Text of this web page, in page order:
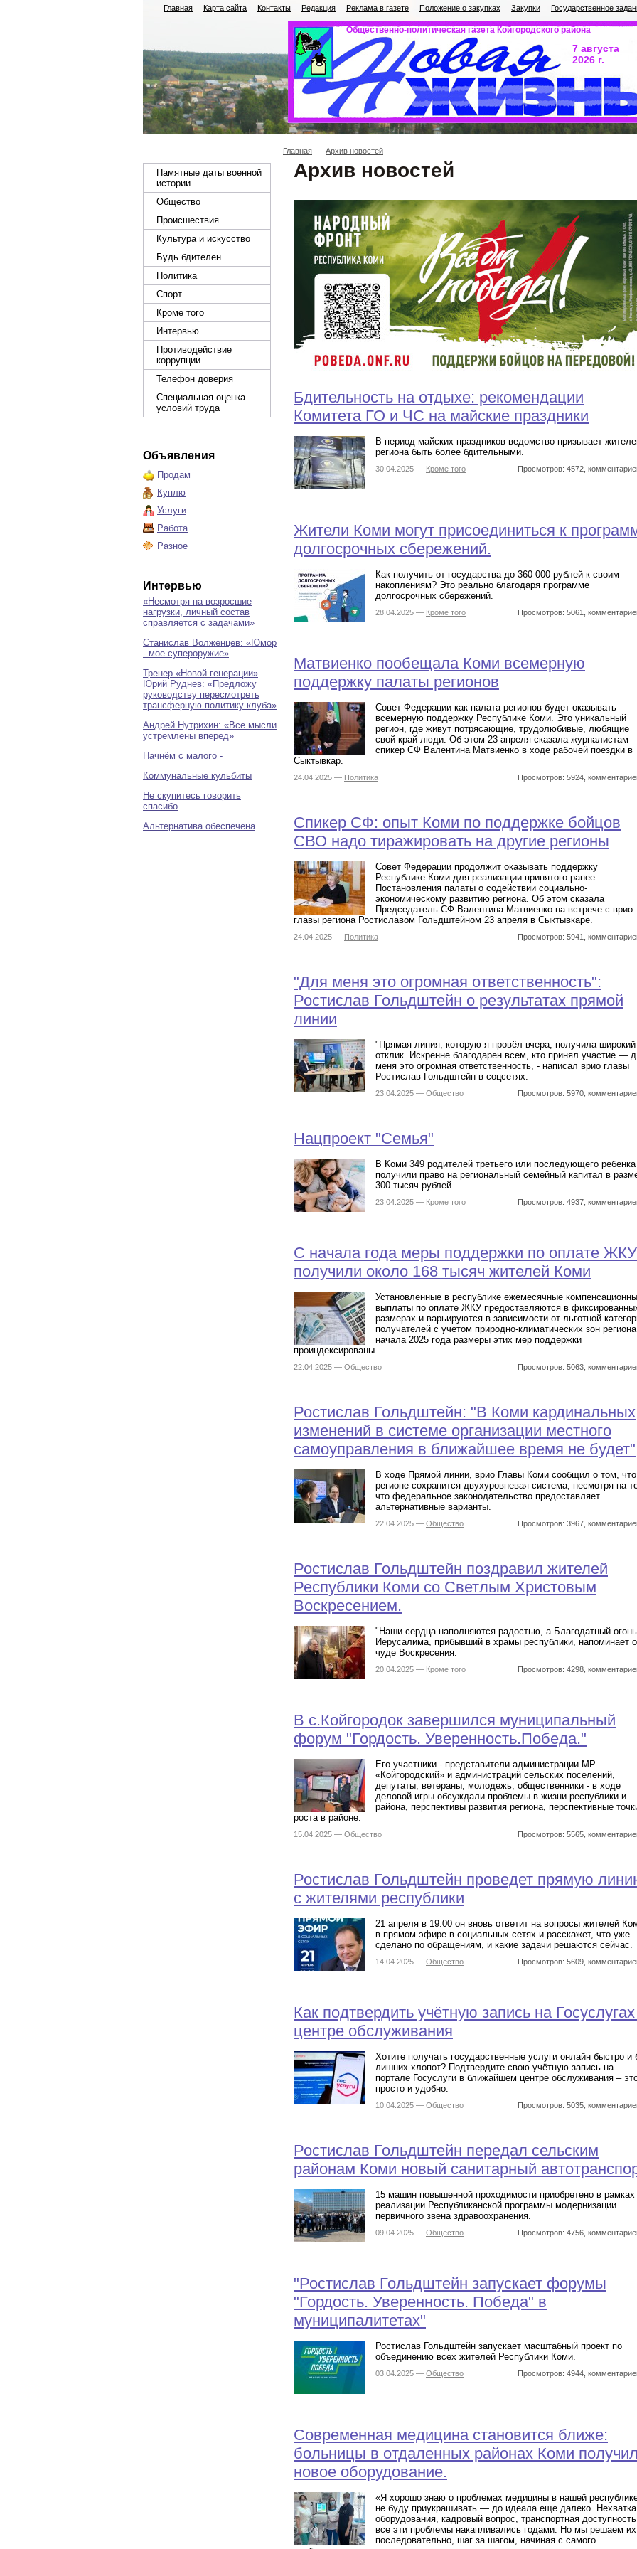
Главная Карта сайта Контакты Редакция Реклама в газете Положение о закупках Закупки Государственное
Общественно-политическая газета Койгородского района
7 августа
2026 г.
Памятные даты военной
истории
Общество
Происшествия
Культура и искусство
Будь бдителен
Политика
Спорт
Кроме того
Интервью
Противодействие
коррупции
Телефон доверия
Специальная оценка
условий труда
Объявления
Продам
Куплю
Услуги
Работа
Разное
Интервью
«Несмотря на возросшие
нагрузки, личный состав
справляется с задачами»
Станислав Волженцев: «Юмор
- мое супероружие»
Тренер «Новой генерации»
Юрий Руднев: «Предложу
руководству пересмотреть
трансферную политику клуба»
Андрей Нутрихин: «Все мысли
устремлены вперед»
Начнём с малого -
Коммунальные кульбиты
Не скупитесь говорить
спасибо
Альтернатива обеспечена
Главная Архив новостей
Архив новостей
Бдительность на отдыхе: рекомендации
Комитета ГО и ЧС на майские праздники
В период майских праздников ведомство призывает
региона быть более бдительными.
30.04.2025 — Кроме того Просмотров: 4572,
Жители Коми могут присоединиться к
долгосрочных сбережений.
Как получить от государства до 360 000 рублей к своим
накоплениям? Это реально благодаря программе
долгосрочных сбережений.
28.04.2025 — Кроме того Просмотров: 5061,
Матвиенко пообещала Коми всемерную
поддержку палаты регионов
Совет Федерации как палата регионов будет оказывать
всемерную поддержку Республике Коми. Это уникальный
регион, где живут потрясающие, трудолюбивые, любящие
свой край люди. Об этом 23 апреля сказала журналистам
спикер СФ Валентина Матвиенко в ходе рабочей поездки в
Сыктывкар.
24.04.2025 — Политика Просмотров: 5924,
Спикер СФ: опыт Коми по поддержке бойцов
СВО надо тиражировать на другие регионы
Совет Федерации продолжит оказывать поддержку
Республике Коми для реализации принятого ранее
Постановления палаты о содействии социально-
экономическому развитию региона. Об этом сказала
Председатель СФ Валентина Матвиенко на встрече с врио
главы региона Ростиславом Гольдштейном 23 апреля в Сыктывкаре.
24.04.2025 — Политика Просмотров: 5941,
"Для меня это огромная ответственность":
Ростислав Гольдштейн о результатах прямой
линии
"Прямая линия, которую я провёл вчера, получила широкий
отклик. Искренне благодарен всем, кто принял участие —
меня это огромная ответственность, - написал врио главы
Ростислав Гольдштейн в соцсетях.
23.04.2025 — Общество Просмотров: 5970,
Нацпроект "Семья"
В Коми 349 родителей третьего или последующего ребенка
получили право на региональный семейный капитал в
300 тысяч рублей.
23.04.2025 — Кроме того Просмотров: 4937,
С начала года меры поддержки по оплате ЖКУ
получили около 168 тысяч жителей Коми
Установленные в республике ежемесячные
выплаты по оплате ЖКУ предоставляются в
размерах и варьируются в зависимости от льготной
получателей с учетом природно-климатических зон
начала 2025 года размеры этих мер поддержки
проиндексированы.
22.04.2025 — Общество Просмотров: 5063,
Ростислав Гольдштейн: "В Коми кардинальных
изменений в системе организации местного
самоуправления в ближайшее время не будет"
В ходе Прямой линии, врио Главы Коми сообщил о том,
регионе сохранится двухуровневая система, несмотря на
что федеральное законодательство предоставляет
альтернативные варианты.
22.04.2025 — Общество Просмотров: 3967,
Ростислав Гольдштейн поздравил жителей
Республики Коми со Светлым Христовым
Воскресением.
"Наши сердца наполняются радостью, а Благодатный
Иерусалима, прибывший в храмы республики, напоминает о
чуде Воскресения.
20.04.2025 — Кроме того Просмотров: 4298,
В с.Койгородок завершился муниципальный
форум "Гордость. Уверенность.Победа."
Его участники - представители администрации МР
«Койгородский» и администраций сельских поселений,
депутаты, ветераны, молодежь, общественники - в ходе
деловой игры обсуждали проблемы в жизни республики и
района, перспективы развития региона, перспективные
роста в районе.
15.04.2025 — Общество Просмотров: 5565,
Ростислав Гольдштейн проведет прямую
с жителями республики
21 апреля в 19:00 он вновь ответит на вопросы жителей
в прямом эфире в социальных сетях и расскажет, что уже
сделано по обращениям, и какие задачи решаются сейчас.
14.04.2025 — Общество Просмотров: 5609,
Как подтвердить учётную запись на
центре обслуживания
Хотите получать государственные услуги онлайн быстро и
лишних хлопот? Подтвердите свою учётную запись на
портале Госуслуги в ближайшем центре обслуживания –
просто и удобно.
10.04.2025 — Общество Просмотров: 5035,
Ростислав Гольдштейн передал сельским
районам Коми новый санитарный
15 машин повышенной проходимости приобретено в рамках
реализации Республиканской программы модернизации
первичного звена здравоохранения.
09.04.2025 — Общество Просмотров: 4756,
"Ростислав Гольдштейн запускает форумы
"Гордость. Уверенность. Победа" в
муниципалитетах"
Ростислав Гольдштейн запускает масштабный проект по
объединению всех жителей Республики Коми.
03.04.2025 — Общество Просмотров: 4944,
Современная медицина становится ближе:
больницы в отдаленных районах Коми
новое оборудование.
«Я хорошо знаю о проблемах медицины в нашей
не буду приукрашивать — до идеала еще далеко. Нехватка
оборудования, кадровый вопрос, транспортная
все эти проблемы накапливались годами. Но мы решаем их
последовательно, шаг за шагом, начиная с самого